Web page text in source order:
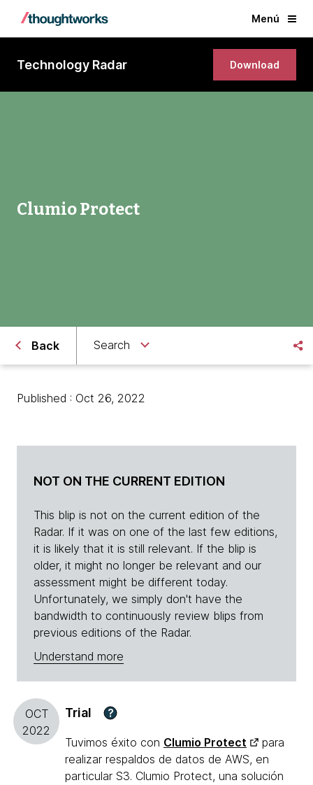
Menú
Technology Radar Download
Clumio Protect
Back Search
Published : Oct 26, 2022
NOT ON THE CURRENT EDITION
This blip is not on the current edition of the
Radar. If it was on one of the last few editions,
it is likely that it is still relevant. If the blip is
older, it might no longer be relevant and our
assessment might be different today.
Unfortunately, we simply don't have the
bandwidth to continuously review blips from
previous editions of the Radar.
Understand more
OCT
2022
Trial ?
Tuvimos éxito con Clumio Protect
para
realizar respaldos de datos de AWS, en
particular S3. Clumio Protect, una solución